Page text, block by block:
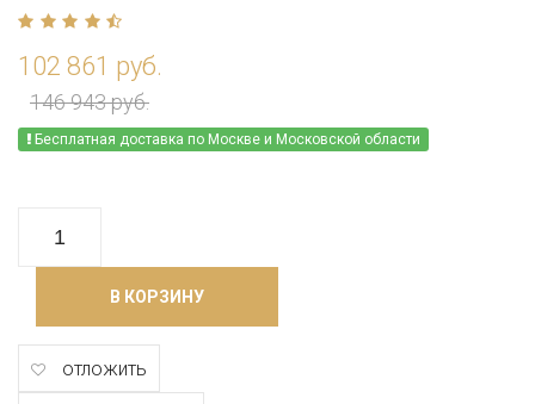
102 861 руб.
146 943 руб.
Бесплатная доставка по Москве и Московской области
В КОРЗИНУ
отложить